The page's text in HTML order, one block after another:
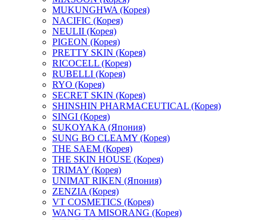
MUKUNGHWA (Корея)
NACIFIC (Корея)
NEULII (Корея)
PIGEON (Корея)
PRETTY SKIN (Корея)
RICOCELL (Корея)
RUBELLI (Корея)
RYO (Корея)
SECRET SKIN (Корея)
SHINSHIN PHARMACEUTICAL (Корея)
SINGI (Корея)
SUKOYAKA (Япония)
SUNG BO CLEAMY (Корея)
THE SAEM (Корея)
THE SKIN HOUSE (Корея)
TRIMAY (Корея)
UNIMAT RIKEN (Япония)
ZENZIA (Корея)
VT COSMETICS (Корея)
WANG TA MISORANG (Корея)